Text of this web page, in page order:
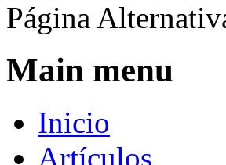
Página
Main menu
Inicio
Artículos